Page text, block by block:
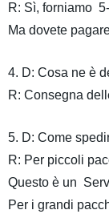
R: Sì, forniamo
Ma dovete
4. D: Cosa ne è
R: Consegna
5. D: Come
R: Per piccoli
Questo è un
Per i grandi